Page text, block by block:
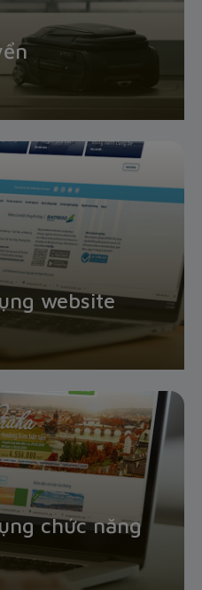
website
chức năng